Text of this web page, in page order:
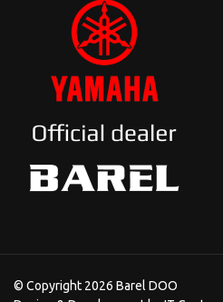
© Copyright 2026 Barel DOO